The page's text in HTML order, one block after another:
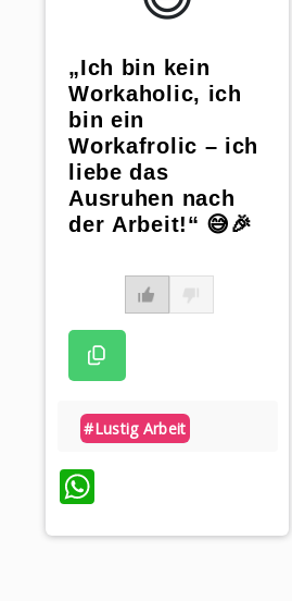
„Ich bin kein
Workaholic, ich
bin ein
Workafrolic – ich
liebe das
Ausruhen nach
der Arbeit!“ 😅🎉
#lustig Arbeit
WhatsApp